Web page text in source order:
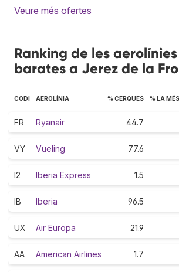
Veure més ofertes
Ranking de les
barates a Jerez de la
CODI AEROLÍNIA % CERQUES % LA
FR Ryanair 44.7
VY Vueling 77.6
I2 Iberia Express 1.5
IB Iberia 96.5
UX Air Europa 21.9
AA American Airlines 1.7